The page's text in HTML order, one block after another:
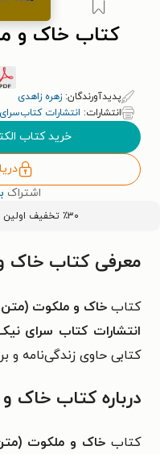
کتاب خاک و
پدیدآورندگان: زهره زاهدی
انتشارات: انتشارات
خرید کتاب
اشتراک
٪۳۰ تخفیف اولین خرید کتاب با کد
معرفی کتاب خاک
کتاب خاک و ملکوت (متن
انتشارات کتاب‌ سرای
کتابی حاوی زندگی‌نامه و
درباره کتاب خاک
کتاب خاک و ملکوت (متن